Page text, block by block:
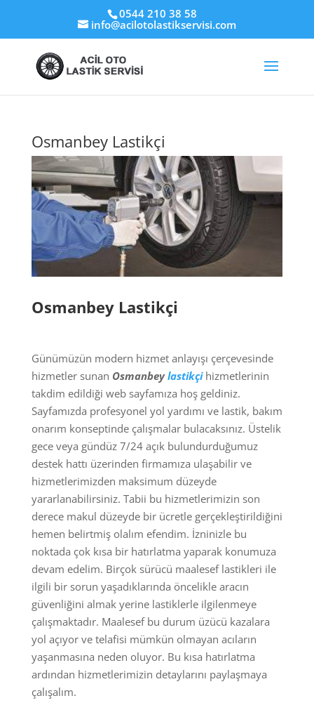
0544 210 38 58
info@acilotolastikservisi.com
Osmanbey Lastikçi
Osmanbey Lastikçi
Günümüzün modern hizmet anlayışı çerçevesinde
hizmetler sunan Osmanbeylastikçihizmetlerinin
takdim edildiği web sayfamıza hoş geldiniz.
Sayfamızda profesyonel yol yardımı ve lastik, bakım
onarım konseptinde çalışmalar bulacaksınız. Üstelik
gece veya gündüz 7/24 açık bulundurduğumuz
destek hattı üzerinden firmamıza ulaşabilir ve
hizmetlerimizden maksimum düzeyde
yararlanabilirsiniz. Tabii bu hizmetlerimizin son
derece makul düzeyde bir ücretle gerçekleştirildiğini
hemen belirtmiş olalım efendim. İzninizle bu
noktada çok kısa bir hatırlatma yaparak konumuza
devam edelim. Birçok sürücü maalesef lastikleri ile
ilgili bir sorun yaşadıklarında öncelikle aracın
güvenliğini almak yerine lastiklerle ilgilenmeye
çalışmaktadır. Maalesef bu durum üzücü kazalara
yol açıyor ve telafisi mümkün olmayan acıların
yaşanmasına neden oluyor. Bu kısa hatırlatma
ardından hizmetlerimizin detaylarını paylaşmaya
çalışalım.